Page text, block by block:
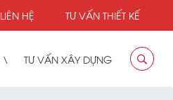
LIÊN HỆ TƯ VẤN THIẾT KẾ
TƯ VẤN XÂY DỰNG